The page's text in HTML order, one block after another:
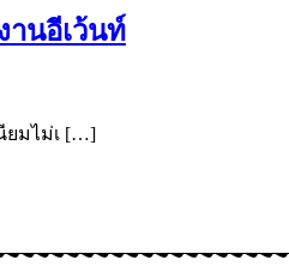
านอีเว้นท์
ยมไม่เ […]